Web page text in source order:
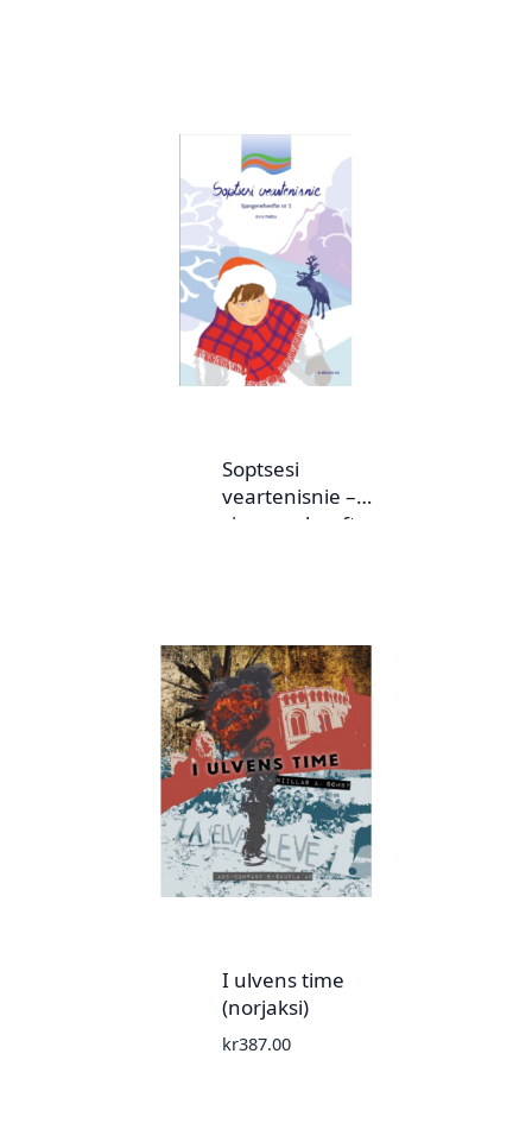
Soptsesi
veartenisnie –
sjangereheefte nr.
I ulvens time
(norjaksi)
kr387.00